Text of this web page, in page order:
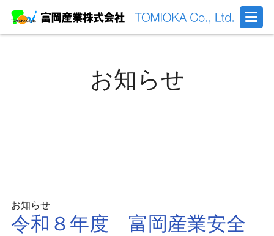
お知らせ
お知らせ
令和８年度 富岡産業安全